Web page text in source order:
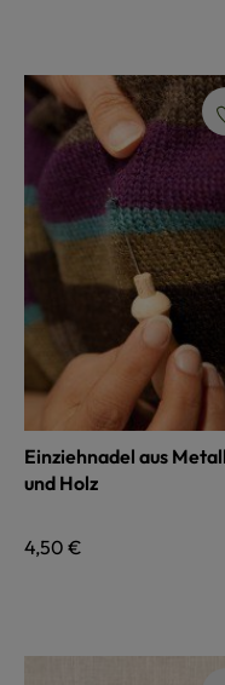
Einziehnadel aus Metall
und Holz
Regulärer Preis:
4,50 €